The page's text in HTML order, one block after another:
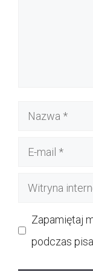
Nazwa
Witryna
Zapamiętaj
podczas